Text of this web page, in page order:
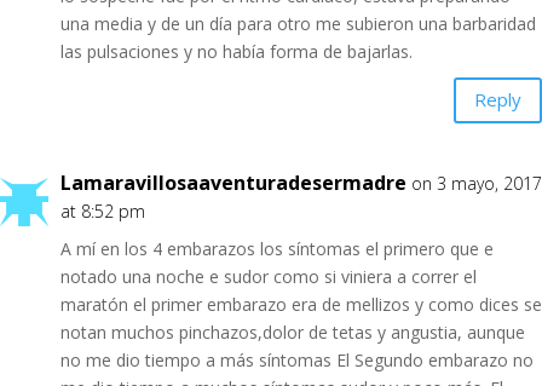
una media y de un día para otro me subieron una barbaridad
las pulsaciones y no había forma de bajarlas.
Reply
Lamaravillosaaventuradesermadre on 3 mayo, 2017
at 8:52 pm
A mí en los 4 embarazos los síntomas el primero que e
notado una noche e sudor como si viniera a correr el
maratón el primer embarazo era de mellizos y como dices se
notan muchos pinchazos,dolor de tetas y angustia, aunque
no me dio tiempo a más síntomas El Segundo embarazo no